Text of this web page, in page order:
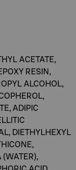
ACETATE,
RESIN,
ALCOHOL,
ADIPIC
DIETHYLHEXYL
(WATER),